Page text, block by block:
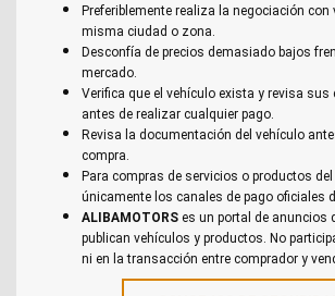
Preferiblemente realiza la negociación con
misma ciudad o zona.
Desconfía de precios demasiado bajos
mercado.
Verifica que el vehículo exista y revisa sus
antes de realizar cualquier pago.
Revisa la documentación del vehículo
compra.
Para compras de servicios o productos
únicamente los canales de pago oficiales
ALIBAMOTORS es un portal de anuncios
publican vehículos y productos. No
ni en la transacción entre comprador y